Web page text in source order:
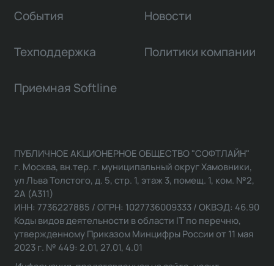
События Новости
Техподдержка Политики компании
Приемная Softline
ПУБЛИЧНОЕ АКЦИОНЕРНОЕ ОБЩЕСТВО "СОФТЛАЙН"
г. Москва, вн.тер. г. муниципальный округ Хамовники,
ул Льва Толстого, д. 5, стр. 1, этаж 3, помещ. 1, ком. №2,
2А (А311)
ИНН: 7736227885 / ОГРН: 1027736009333 / ОКВЭД: 46.90
Коды видов деятельности в области IT по перечню,
утвержденному Приказом Минцифры России от 11 мая
2023 г. № 449: 2.01, 27.01, 4.01